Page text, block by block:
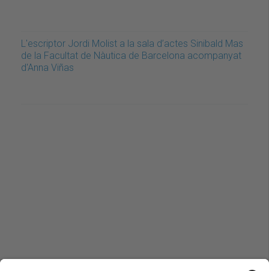
L'escriptor Jordi Molist a la sala d’actes Sinibald Mas
de la Facultat de Nàutica de Barcelona acompanyat
d'Anna Viñas